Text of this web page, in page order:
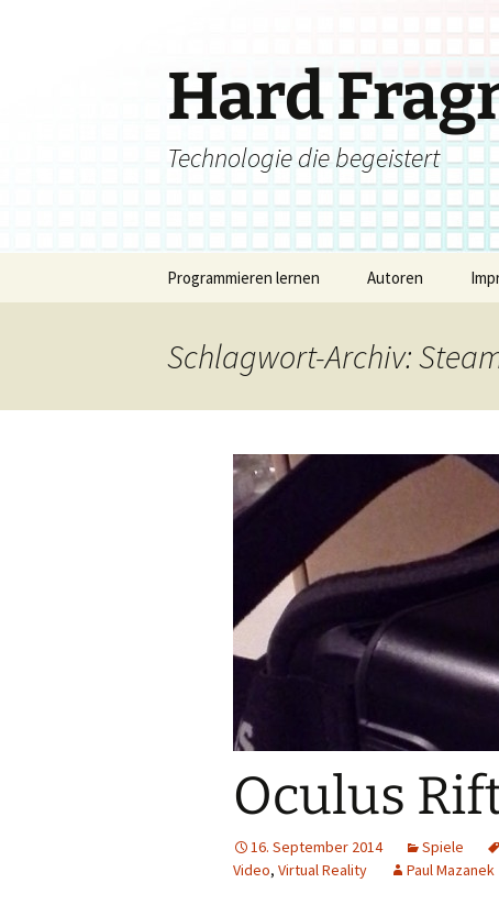
Hard
Technologie die begeistert
Programmieren lernen Autoren
Schlagwort-Archiv:
Oculus
16. September 2014 Spiele
Video, Virtual Reality Paul Mazanek